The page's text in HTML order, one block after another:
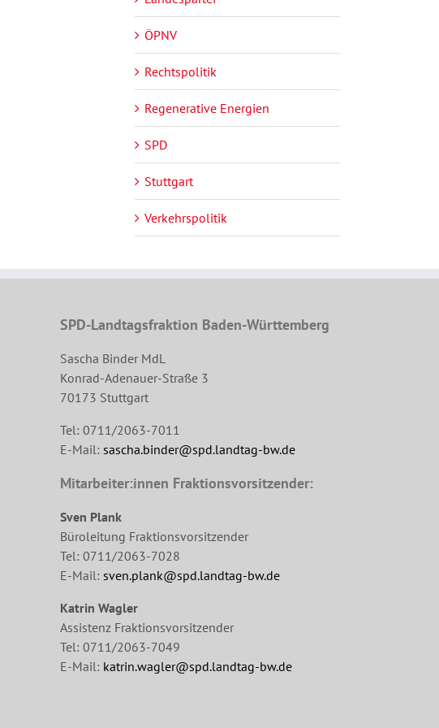
ÖPNV
Rechtspolitik
Regenerative Energien
SPD
Stuttgart
Verkehrspolitik
SPD-Landtagsfraktion Baden-Württemberg
Sascha Binder MdL
Konrad-Adenauer-Straße 3
70173 Stuttgart
Tel: 0711/2063-7011
E-Mail: sascha.binder@spd.landtag-bw.de
Mitarbeiter:innen Fraktionsvorsitzender:
Sven Plank
Büroleitung Fraktionsvorsitzender
Tel: 0711/2063-7028
E-Mail: sven.plank@spd.landtag-bw.de
Katrin Wagler
Assistenz Fraktionsvorsitzender
Tel: 0711/2063-7049
E-Mail: katrin.wagler@spd.landtag-bw.de